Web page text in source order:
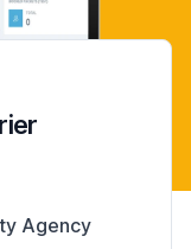
Agency